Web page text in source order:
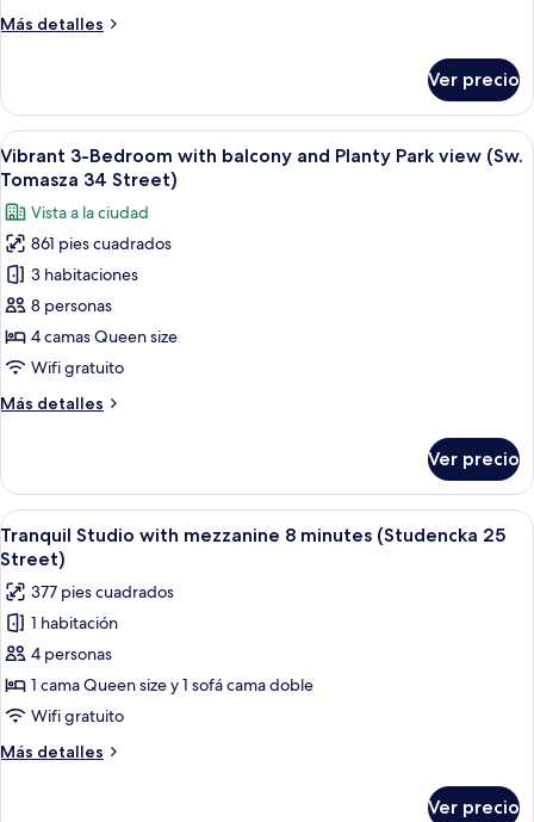
Planty
Tomasza
34
Street)
Más detalles
Más
bed
Apartment
by
the
Park
(Sw.
Tomasza
34
Street)
Ver precio
Abrir
todas
las
fotos
de
Vibrant
3-
Bedroom
with
and
view
(Sw.
Tomasza
34
Street)
Una habitación de hotel moderna
50
Vibrant 3-Bedroom with balcony and Planty Park view (Sw.
Tomasza 34 Street)
Vista a la ciudad
861 pies cuadrados
3 habitaciones
8 personas
4 camas Queen size
Wifi gratuito
Más detalles
Más
3-
Bedroom
with
balcony
Planty
Park
view
(Sw.
Tomasza
Street)
Ver precio
Abrir
todas
las
fotos
de
Tranquil
Studio
with
mezzanine
8
Un dormitorio moderno con
40
Tranquil Studio with mezzanine 8 minutes (Studencka 25
Street)
377 pies cuadrados
1 habitación
4 personas
1 cama Queen size y 1 sofá cama doble
Wifi gratuito
Más detalles
Más
Ver precio